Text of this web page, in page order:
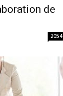
de
2054